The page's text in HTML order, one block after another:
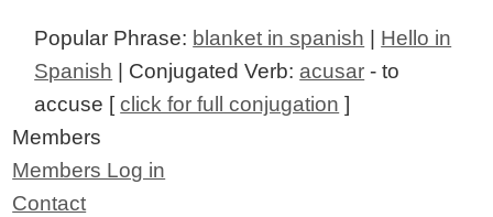
Popular Phrase: blanket in spanish
Hello in
Spanish | Conjugated Verb: acusar - to
accuse [click for full conjugation ]
Members
Members Log in
Contact